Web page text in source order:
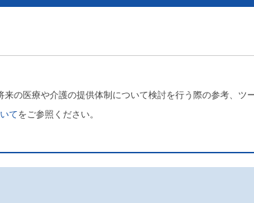
の医療や介護の提供体制について検討を行う際の参考、ツ
てをご参照ください。